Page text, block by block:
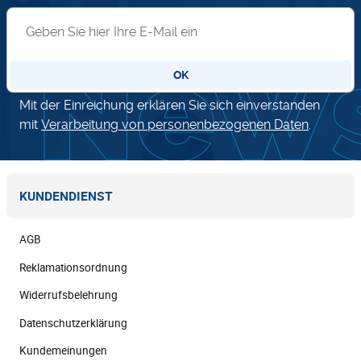
OK
Mit der Einreichung erklären Sie sich einverstanden
mit Verarbeitung von personenbezogenen Daten.
KUNDENDIENST
AGB
Reklamationsordnung
Widerrufsbelehrung
Datenschutzerklärung
Kundemeinungen